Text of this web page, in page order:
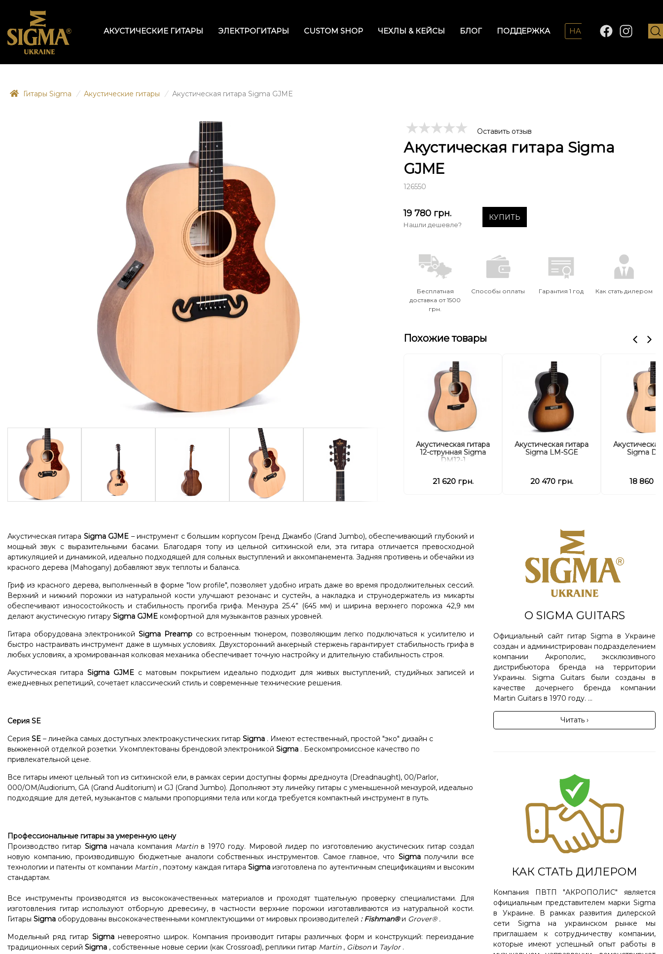
АКУСТИЧЕСКИЕ ГИТАРЫ ЭЛЕКТРОГИТАРЫ CUSTOM SHOP ЧЕХЛЫ & КЕЙСЫ БЛОГ ПОДДЕРЖКА HARMONY LAB
Гитары Sigma / Акустические гитары / Акустическая гитара Sigma GJME
Оставить отзыв
Акустическая гитара Sigma
GJME
126550
19 780 грн.
Нашли дешевле?
КУПИТЬ
Бесплатная
доставка от 1500
грн.
Способы оплаты Гарантия 1 год Как стать дилером
Похожие товары
Акустическая гитара
12-струнная Sigma
DM12-1
21 620 грн.
Акустическая гитара
Sigma LM-SGE
20 470 грн.
Sigma
18 860
Акустическая гитара Sigma GJME – инструмент с большим корпусом Гренд Джамбо (Grand Jumbo), обеспечивающий глубокий и
мощный звук с выразительными басами. Благодаря топу из цельной ситхинской ели, эта гитара отличается превосходной
артикуляцией и динамикой, идеально подходящей для сольных выступлений и аккомпанемента. Задняя противень и обечайки из
красного дерева (Mahogany) добавляют звук теплоты и баланса.
Гриф из красного дерева, выполненный в форме "low profile", позволяет удобно играть даже во время продолжительных сессий.
Верхний и нижний порожки из натуральной кости улучшают резонанс и сустейн, а накладка и струнодержатель из микарты
обеспечивают износостойкость и стабильность прогиба грифа. Мензура 25.4” (645 мм) и ширина верхнего порожка 42,9 мм
делают акустическую гитару Sigma GJME комфортной для музыкантов разных уровней.
Гитара оборудована электроникойSigma Preampсо встроенным тюнером, позволяющим легко подключаться к усилителю и
быстро настраивать инструмент даже в шумных условиях. Двухсторонний анкерный стержень гарантирует стабильность грифа в
любых условиях, а хромированная колковая механика обеспечивает точную настройку и длительную стабильность строя.
Акустическая гитара Sigma GJMEс матовым покрытием идеально подходит для живых выступлений, студийных записей и
ежедневных репетиций, сочетает классический стиль и современные технические решения.
Серия SE
Серия SE – линейка самых доступных электроакустических гитар Sigma . Имеют естественный, простой "эко" дизайн с
выжженной отделкой розетки. Укомплектованы брендовой электроникой Sigma . Бескомпромиссное качество по
привлекательной цене.
Все гитары имеют цельный топ из ситхинской ели, в рамках серии доступны формы дредноута (Dreadnaught), 00/Parlor,
000/OM/Audiorium, GA (Grand Auditorium) и GJ (Grand Jumbo). Дополняют эту линейку гитары с уменьшенной мензурой, идеально
подходящие для детей, музыкантов с малыми пропорциями тела или когда требуется компактный инструмент в путь.
Профессиональные гитары за умеренную цену
Производство гитар Sigmaначала компания Martinв 1970 году. Мировой лидер по изготовлению акустических гитар создал
новую компанию, производившую бюджетные аналоги собственных инструментов. Самое главное, что Sigmaполучили все
технологии и патенты от компании Martin, поэтому каждая гитара Sigmaизготовлена ​​по аутентичным спецификациям и высоким
стандартам.
Все инструменты производятся из высококачественных материалов и проходят тщательную проверку специалистами. Для
изготовления гитар используют отборную древесину, в частности верхние порожки изготавливаются из натуральной кости.
Гитары Sigma оборудованы высококачественными комплектующими от мировых производителей :Fishman® и Grover® .
Модельный ряд гитар Sigmaневероятно широк. Компания производит гитары различных форм и конструкций: переиздание
традиционных серий Sigma , собственные новые серии (как Crossroad), реплики гитар Martin, Gibsonи Taylor.
О SIGMA GUITARS
Официальный сайт гитар Sigma в Украине
создан и администрирован подразделением
компании Акрополис, эксклюзивного
дистрибьютора бренда на территории
Украины. Sigma Guitars были созданы в
качестве дочернего бренда компании
Martin Guitars в 1970 году. ...
Читать ›
КАК СТАТЬ ДИЛЕРОМ
Компания ПВТП "АКРОПОЛИС" является
официальным представителем марки Sigma
в Украине. В рамках развития дилерской
сети Sigma на украинском рынке мы
приглашаем к сотрудничеству компании,
которые имеют успешный опыт работы в